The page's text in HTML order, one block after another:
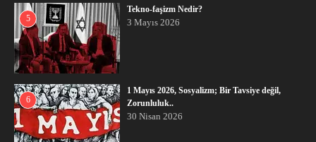
5
Tekno-faşizm Nedir?
3 Mayıs 2026
6
1 Mayıs 2026, Sosyalizm; Bir Tavsiye değil,
Zorunluluk..
30 Nisan 2026